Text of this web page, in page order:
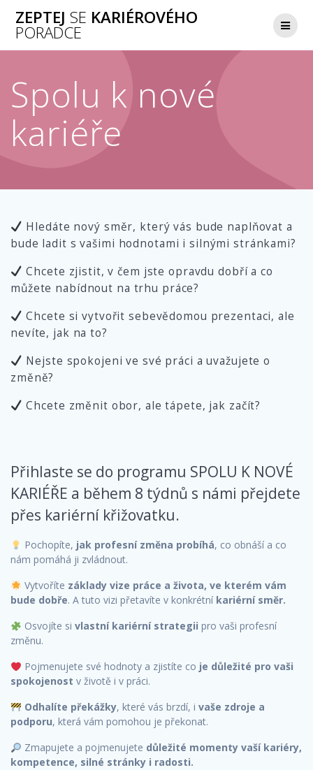
obsah
ZEPTEJ SE KARIÉROVÉHO
PORADCE
Spolu k nové
kariéře
Hledáte nový směr, který vás bude naplňovat a
bude ladit s vašimi hodnotami i silnými stránkami?
Chcete zjistit, v čem jste opravdu dobří a co
můžete nabídnout na trhu práce?
Chcete si vytvořit sebevědomou prezentaci, ale
nevíte, jak na to?
Nejste spokojeni ve své práci a uvažujete o
změně?
Chcete změnit obor, ale tápete, jak začít?
Přihlaste se do programu SPOLU K NOVÉ
KARIÉŘE a během 8 týdnů s námi přejdete
přes kariérní křižovatku.
Pochopíte, jak profesní změna probíhá, co obnáší a co
nám pomáhá ji zvládnout.
Vytvoříte základy vize práce a života, ve kterém vám
bude dobře. A tuto vizi přetavíte v konkrétní kariérní směr.
Osvojíte si vlastní kariérní strategii pro vaši profesní
změnu.
Pojmenujete své hodnoty a zjistíte co je důležité pro vaši
spokojenost v životě i v práci.
Odhalíte překážky, které vás brzdí, i vaše zdroje a
podporu, která vám pomohou je překonat.
Zmapujete a pojmenujete důležité momenty vaší kariéry,
kompetence, silné stránky i radosti.